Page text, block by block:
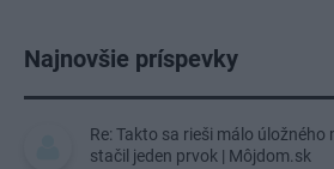
Najnovšie príspevky
Re: Takto sa rieši málo
stačil jeden prvok | Môjdom.sk